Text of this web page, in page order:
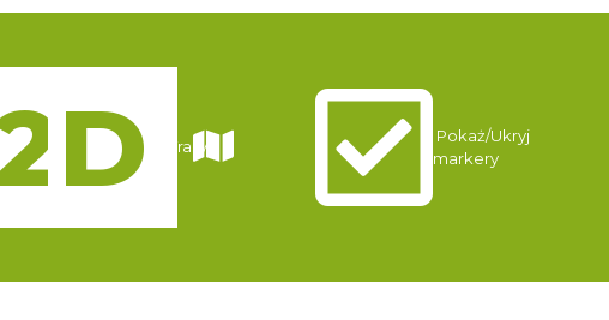
Trasy
Pokaż/Ukryj
markery